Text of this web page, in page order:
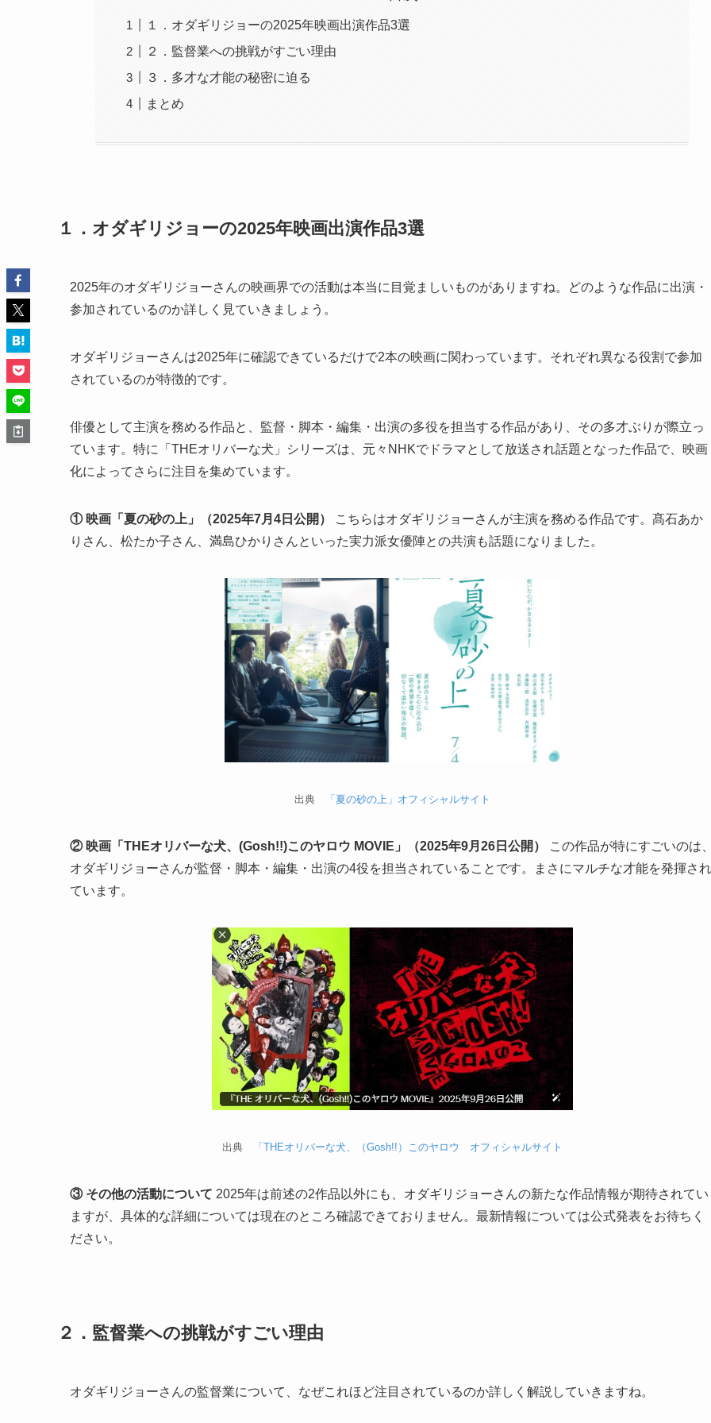
１．オダギリジョーの2025年映画出演作品3選
２．監督業への挑戦がすごい理由
３．多才な才能の秘密に迫る
まとめ
１．オダギリジョーの2025年映画出演作品3選
2025年のオダギリジョーさんの映画界での活動は本当に目覚ましいものがありますね。どのような作品に出演・
参加されているのか詳しく見ていきましょう。
オダギリジョーさんは2025年に確認できているだけで2本の映画に関わっています。それぞれ異なる役割で参加
されているのが特徴的です。
俳優として主演を務める作品と、監督・脚本・編集・出演の多役を担当する作品があり、その多才ぶりが際立っ
ています。特に「THEオリバーな犬」シリーズは、元々NHKでドラマとして放送され話題となった作品で、映画
化によってさらに注目を集めています。
① 映画「夏の砂の上」（2025年7月4日公開）
こちらはオダギリジョーさんが主演を務める作品です。髙石あか
りさん、松たか子さん、満島ひかりさんといった実力派女優陣との共演も話題になりました。
出典 「夏の砂の上」オフィシャルサイト
② 映画「THEオリバーな犬、(Gosh!!)このヤロウ MOVIE」（2025年9月26日公開）
この作品が特にすごいのは
オダギリジョーさんが監督・脚本・編集・出演の4役を担当されていることです。まさにマルチな才能を発揮され
ています。
出典 「THEオリバーな犬、（Gosh!!）このヤロウ オフィシャルサイト
③ その他の活動について 2025年は前述の2作品以外にも、オダギリジョーさんの新たな作品情報が期待されてい
ますが、具体的な詳細については現在のところ確認できておりません。最新情報については公式発表をお待ちく
ださい。
２．監督業への挑戦がすごい理由
オダギリジョーさんの監督業について、なぜこれほど注目されているのか詳しく解説していきますね。